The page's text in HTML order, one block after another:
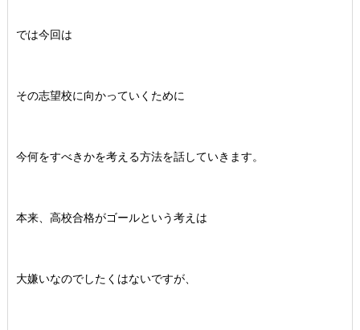
では今回は
その志望校に向かっていくために
今何をすべきかを考える方法を話していきます。
本来、高校合格がゴールという考えは
大嫌いなのでしたくはないですが、